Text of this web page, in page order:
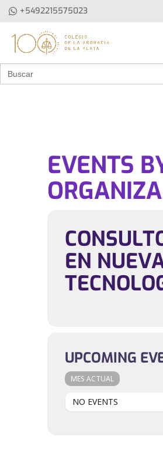
+5492215575023
Buscar:
EVENTS
ORGANIZA
EN
UPCOMING
MES ACTUAL
NO EVENTS